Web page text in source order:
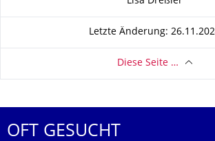
Letzte Änderung:
Diese Seite …
OFT GESUCHT